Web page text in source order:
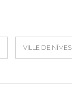
VILLE DE NÎMES